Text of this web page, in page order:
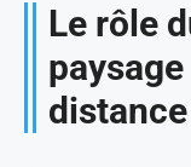
Le rôle
distance